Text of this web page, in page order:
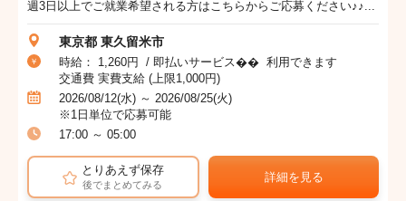
週3日以上でご就業希望される方はこちらからご応募ください♪♪...
東京都 東久留米市
時給： 1,260円 / 即払いサービス�� 利用できます
交通費 実費支給 (上限1,000円)
2026/08/12(水) ～ 2026/08/25(火)
※1日単位で応募可能
17:00 ～ 05:00
とりあえず保存
後でまとめてみる
詳細を見る